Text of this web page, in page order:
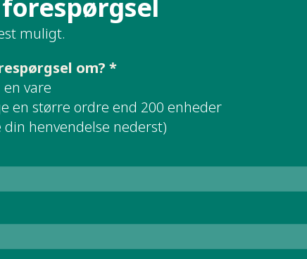
muligt.
om? *
vare
en større ordre end 200 enheder
henvendelse nederst)